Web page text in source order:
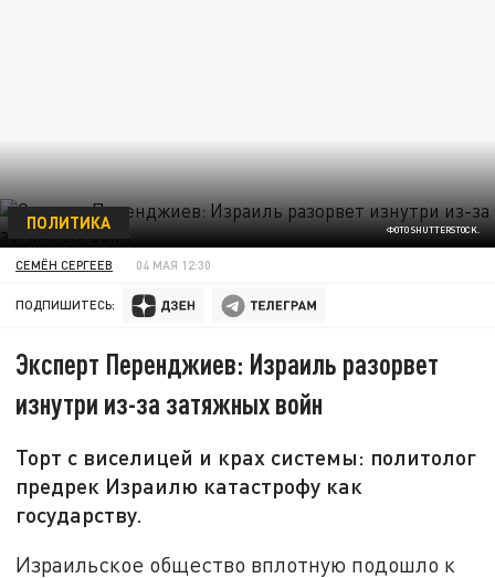
ФОТО SHUTTERSTOCK.
ПОЛИТИКА
СЕМЁН СЕРГЕЕВ 04 МАЯ 12:30
ПОДПИШИТЕСЬ:
Эксперт Перенджиев: Израиль разорвет
изнутри из-за затяжных войн
Торт с виселицей и крах системы: политолог
предрек Израилю катастрофу как
государству.
Израильское общество вплотную подошло к